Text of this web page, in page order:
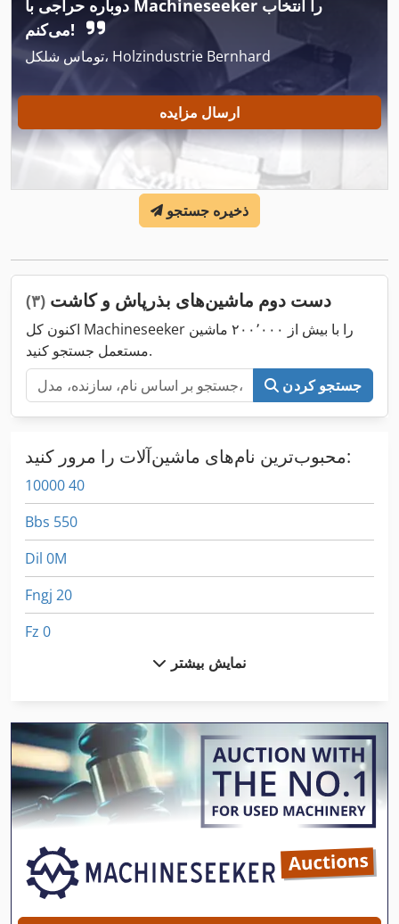
دوباره حراجی با Machineseeker را انتخاب
می‌کنم!
توماس شلکل، Holzindustrie Bernhard
ارسال مزایده
ذخیره جستجو
دست دوم ماشین‌های بذرپاش و کاشت (۳)
اکنون کل Machineseeker را با بیش از ۲۰۰٬۰۰۰ ماشین
مستعمل جستجو کنید.
جستجو کردن
محبوب‌ترین نام‌های ماشین‌آلات را مرور کنید:
10000 40
Bbs 550
Dil 0M
Fngj 20
Fz 0
Kgs 1670
Ls 703
Meh 5 2 1 8 B
Ng 200
Ppl
نمایش بیشتر